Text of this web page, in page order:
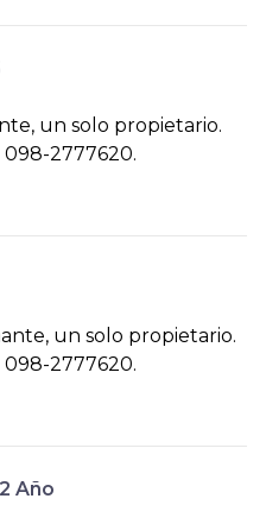
un solo propietario.
098-2777620.
un solo propietario.
098-2777620.
Año